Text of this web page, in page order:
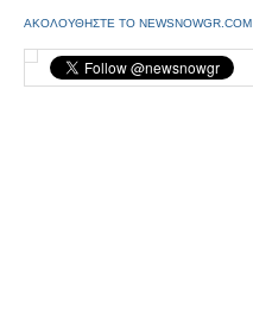
ΑΚΟΛΟΥΘΗΣΤΕ ΤΟ NEWSNOWGR.COM